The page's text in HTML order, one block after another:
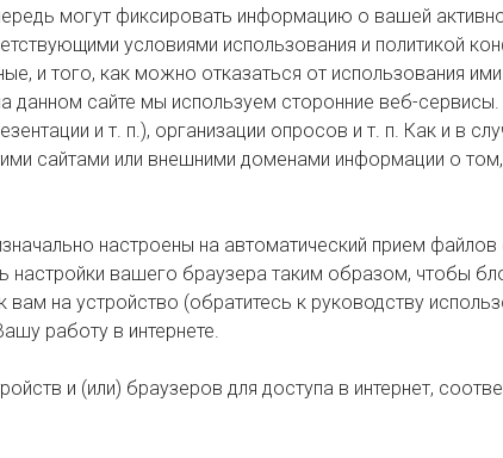
могут фиксировать информацию о вашей
условиями использования и политикой
и того, как можно отказаться от использования
данном сайте мы используем сторонние веб-
и т. п.), организации опросов и т. п. Как и в
сайтами или внешними доменами информации о
настроены на автоматический прием
вашего браузера таким образом, чтобы
вам на устройство (обратитесь к руководству
работу в интернете.
и (или) браузеров для доступа в интернет,